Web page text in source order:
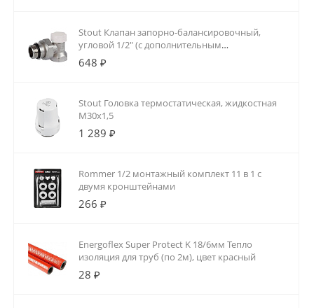
Stout Клапан запорно-балансировочный,
угловой 1/2" (с дополнительным
уплотнением)
648 ₽
Stout Головка термостатическая, жидкостная
M30x1,5
1 289 ₽
Rommer 1/2 монтажный комплект 11 в 1 с
двумя кронштейнами
266 ₽
Energoflex Super Protect K 18/6мм Тепло
изоляция для труб (по 2м), цвет красный
28 ₽